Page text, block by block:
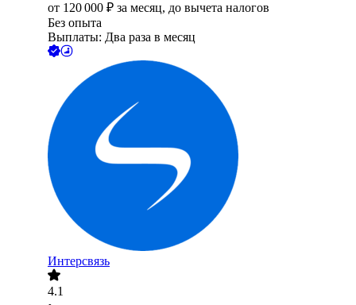
от 120 000 ₽ за месяц, до вычета налогов
Без опыта
Выплаты: Два раза в месяц
Интерсвязь
4.1